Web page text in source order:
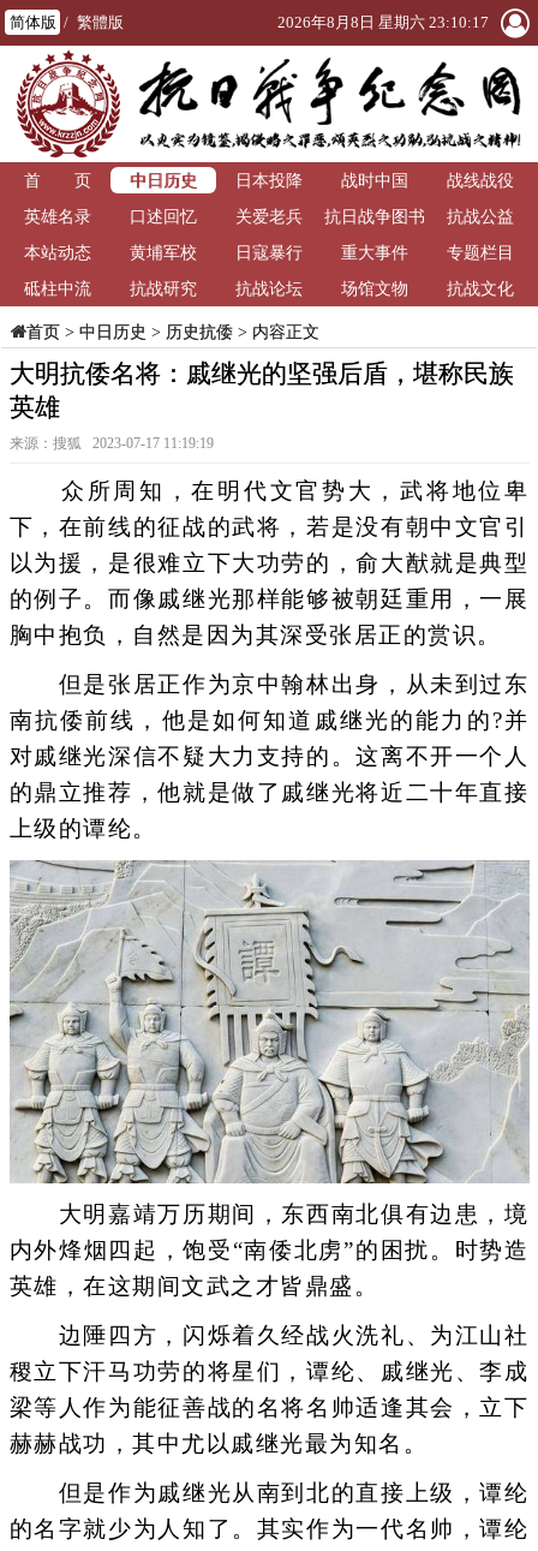
简体版 / 繁體版 2026年8月8日 星期六 23:10:18
首 页 中日历史 日本投降 战时中国
战线战役
英雄名录
口述回忆 关爱老兵
抗日战争图书
馆
抗战公益
本站动态
黄埔军校 日寇暴行 重大事件
专题栏目
砥柱中流
抗战研究 抗战论坛 场馆文物 抗战文化
首页> 中日历史 > 历史抗倭> 内容正文
大明抗倭名将：戚继光的坚强后盾，堪称民族
英雄
来源：搜狐 2023-07-17 11:19:19
众所周知，在明代文官势大，武将地位卑
下，在前线的征战的武将，若是没有朝中文官引
以为援，是很难立下大功劳的，俞大猷就是典型
的例子。而像戚继光那样能够被朝廷重用，一展
胸中抱负，自然是因为其深受张居正的赏识。
但是张居正作为京中翰林出身，从未到过东
南抗倭前线，他是如何知道戚继光的能力的?并
对戚继光深信不疑大力支持的。这离不开一个人
的鼎立推荐，他就是做了戚继光将近二十年直接
上级的谭纶。
大明嘉靖万历期间，东西南北俱有边患，境
内外烽烟四起，饱受“南倭北虏”的困扰。时势造
英雄，在这期间文武之才皆鼎盛。
边陲四方，闪烁着久经战火洗礼、为江山社
稷立下汗马功劳的将星们，谭纶、戚继光、李成
梁等人作为能征善战的名将名帅适逢其会，立下
赫赫战功，其中尤以戚继光最为知名。
但是作为戚继光从南到北的直接上级，谭纶
的名字就少为人知了。其实作为一代名帅，谭纶